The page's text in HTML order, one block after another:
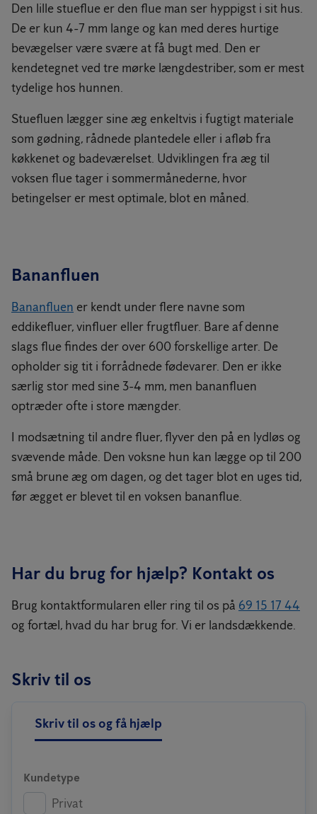
Den lille stueflue er den flue man ser hyppigst i sit hus.
De er kun 4-7 mm lange og kan med deres hurtige
bevægelser være svære at få bugt med. Den er
kendetegnet ved tre mørke længdestriber, som er mest
tydelige hos hunnen.
Stuefluen lægger sine æg enkeltvis i fugtigt materiale
som gødning, rådnede plantedele eller i afløb fra
køkkenet og badeværelset. Udviklingen fra æg til
voksen flue tager i sommermånederne, hvor
betingelser er mest optimale, blot en måned.
Bananfluen
Bananfluen er kendt under flere navne som
eddikefluer, vinfluer eller frugtfluer. Bare af denne
slags flue findes der over 600 forskellige arter. De
opholder sig tit i forrådnede fødevarer. Den er ikke
særlig stor med sine 3-4 mm, men bananfluen
optræder ofte i store mængder.
I modsætning til andre fluer, flyver den på en lydløs og
svævende måde. Den voksne hun kan lægge op til 200
små brune æg om dagen, og det tager blot en uges tid,
før ægget er blevet til en voksen bananflue.
Har du brug for hjælp? Kontakt os
Brug kontaktformularen eller ring til os på 69 15 17 44
og fortæl, hvad du har brug for. Vi er landsdækkende.
Skriv til os
Skriv til os og få hjælp
Kundetype
Privat